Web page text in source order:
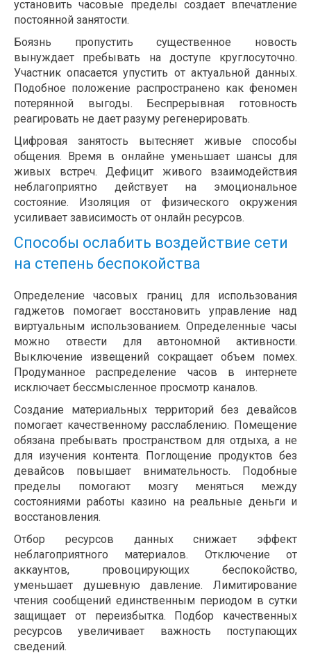
установить часовые пределы создает впечатление
постоянной занятости.
Боязнь пропустить существенное новость
вынуждает пребывать на доступе круглосуточно.
Участник опасается упустить от актуальной данных.
Подобное положение распространено как феномен
потерянной выгоды. Беспрерывная готовность
реагировать не дает разуму регенерировать.
Цифровая занятость вытесняет живые способы
общения. Время в онлайне уменьшает шансы для
живых встреч. Дефицит живого взаимодействия
неблагоприятно действует на эмоциональное
состояние. Изоляция от физического окружения
усиливает зависимость от онлайн ресурсов.
Способы ослабить воздействие сети
на степень беспокойства
Определение часовых границ для использования
гаджетов помогает восстановить управление над
виртуальным использованием. Определенные часы
можно отвести для автономной активности.
Выключение извещений сокращает объем помех.
Продуманное распределение часов в интернете
исключает бессмысленное просмотр каналов.
Создание материальных территорий без девайсов
помогает качественному расслаблению. Помещение
обязана пребывать пространством для отдыха, а не
для изучения контента. Поглощение продуктов без
девайсов повышает внимательность. Подобные
пределы помогают мозгу меняться между
состояниями работы казино на реальные деньги и
восстановления.
Отбор ресурсов данных снижает эффект
неблагоприятного материалов. Отключение от
аккаунтов, провоцирующих беспокойство,
уменьшает душевную давление. Лимитирование
чтения сообщений единственным периодом в сутки
защищает от переизбытка. Подбор качественных
ресурсов увеличивает важность поступающих
сведений.